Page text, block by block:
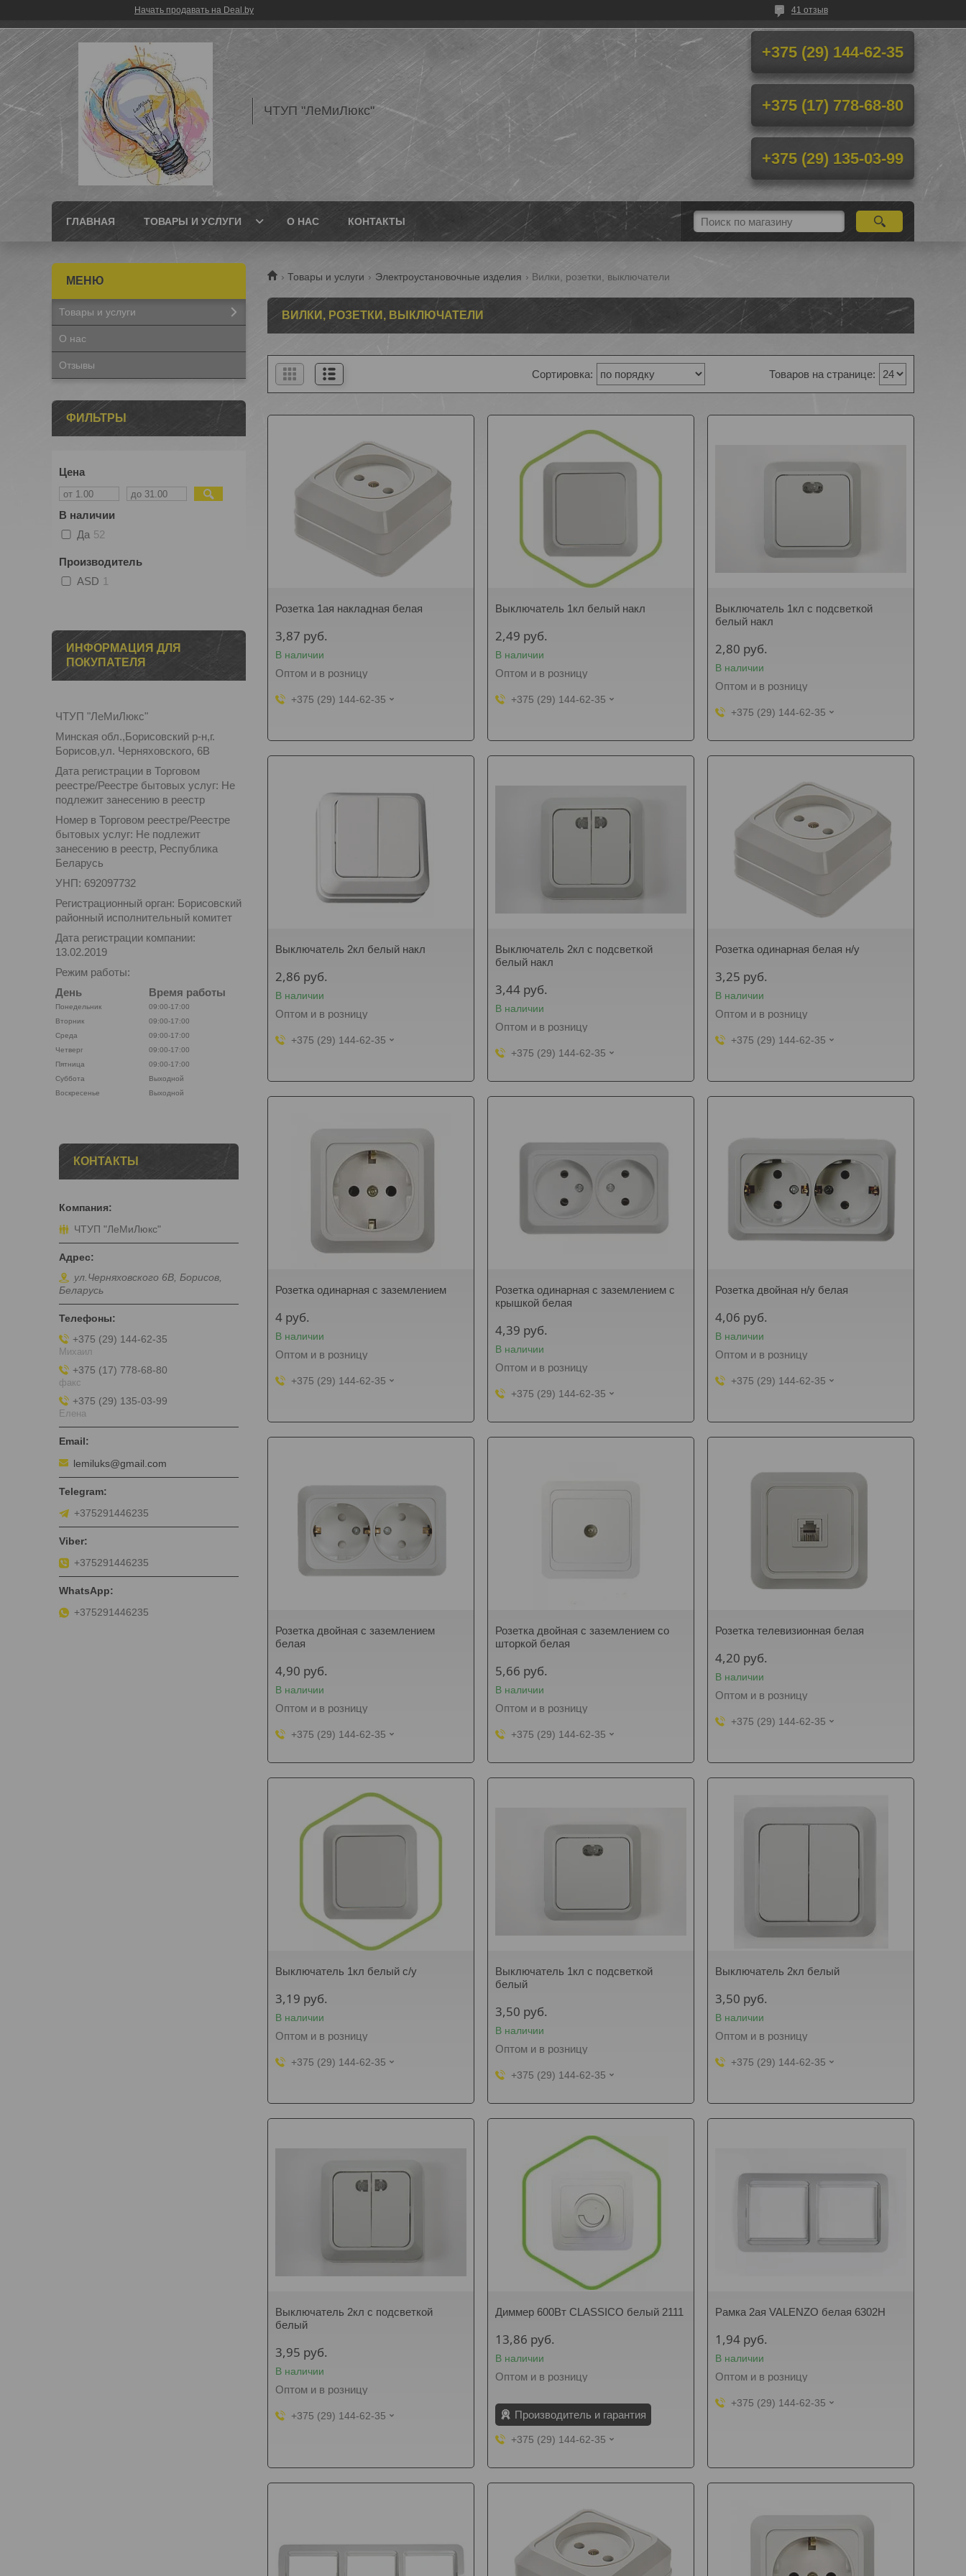
Начать продавать на Deal.by 41 отзыв
ЧТУП "ЛеМиЛюкс"
+375 (29) 144-62-35
+375 (17) 778-68-80
+375 (29) 135-03-99
ГЛАВНАЯ ТОВАРЫ И УСЛУГИ О НАС КОНТАКТЫ
Товары и услуги Электроустановочные изделия Вилки, розетки, выключатели
ВИЛКИ, РОЗЕТКИ, ВЫКЛЮЧАТЕЛИ
Розетка 1ая накладная белая
3,87 руб.
В наличии
Оптом и в розницу
+375 (29) 144-62-35
Выключатель 1кл белый накл
2,49 руб.
В наличии
Оптом и в розницу
+375 (29) 144-62-35
Выключатель 1кл с подсветкой
белый накл
2,80 руб.
В наличии
Оптом и в розницу
+375 (29) 144-62-35
Выключатель 2кл белый накл
2,86 руб.
В наличии
Оптом и в розницу
+375 (29) 144-62-35
Выключатель 2кл с подсветкой
белый накл
3,44 руб.
В наличии
Оптом и в розницу
+375 (29) 144-62-35
Розетка одинарная белая н/у
3,25 руб.
В наличии
Оптом и в розницу
+375 (29) 144-62-35
Розетка одинарная с заземлением
4 руб.
В наличии
Оптом и в розницу
+375 (29) 144-62-35
Розетка одинарная с заземлением с
крышкой белая
4,39 руб.
В наличии
Оптом и в розницу
+375 (29) 144-62-35
Розетка двойная н/у белая
4,06 руб.
В наличии
Оптом и в розницу
+375 (29) 144-62-35
Розетка двойная с заземлением
белая
4,90 руб.
В наличии
Оптом и в розницу
+375 (29) 144-62-35
Розетка двойная с заземлением со
шторкой белая
5,66 руб.
В наличии
Оптом и в розницу
+375 (29) 144-62-35
Розетка телевизионная белая
4,20 руб.
В наличии
Оптом и в розницу
+375 (29) 144-62-35
Выключатель 1кл белый с/у
3,19 руб.
В наличии
Оптом и в розницу
+375 (29) 144-62-35
Выключатель 1кл с подсветкой
белый
3,50 руб.
В наличии
Оптом и в розницу
+375 (29) 144-62-35
Выключатель 2кл белый
3,50 руб.
В наличии
Оптом и в розницу
+375 (29) 144-62-35
Выключатель 2кл с подсветкой
белый
3,95 руб.
В наличии
Оптом и в розницу
+375 (29) 144-62-35
Диммер 600Вт CLASSICO белый 2111
13,86 руб.
В наличии
Оптом и в розницу
Производитель и гарантия
+375 (29) 144-62-35
Рамка 2ая VALENZO белая 6302H
1,94 руб.
В наличии
Оптом и в розницу
+375 (29) 144-62-35
Товары и услуги
О нас
Отзывы
ФИЛЬТРЫ
Цена
В наличии
Да 52
Производитель
ASD 1
ИНФОРМАЦИЯ ДЛЯ
ПОКУПАТЕЛЯ
ЧТУП "ЛеМиЛюкс"
Минская обл.,Борисовский р-н,г.
Борисов,ул. Черняховского, 6В
Дата регистрации в Торговом
реестре/Реестре бытовых услуг: Не
подлежит занесению в реестр
Номер в Торговом реестре/Реестре
бытовых услуг: Не подлежит
занесению в реестр, Республика
Беларусь
УНП: 692097732
Регистрационный орган: Борисовский
районный исполнительный комитет
Дата регистрации компании:
13.02.2019
Режим работы:
День
Время работы
Понедельник
09:00-17:00
Вторник
09:00-17:00
Среда
09:00-17:00
Четверг
09:00-17:00
Пятница
09:00-17:00
Суббота
Выходной
Воскресенье
Выходной
КОНТАКТЫ
ЧТУП "ЛеМиЛюкс"
ул.Черняховского 6В, Борисов,
Беларусь
+375 (29) 144-62-35
Михаил
+375 (17) 778-68-80
факс
+375 (29) 135-03-99
Елена
lemiluks@gmail.com
+375291446235
+375291446235
+375291446235